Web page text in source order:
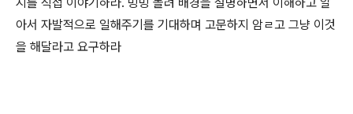
아서 자발적으로 일해주기를 기대하며 고문하지 암ㄹ고 그냥 이것
을 해달라고 요구하라